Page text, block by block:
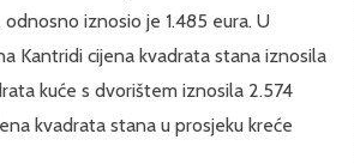
iznosio je 1.485 eura. U
Kantridi cijena kvadrata stana iznosila
kuće s dvorištem iznosila 2.574
kvadrata stana u prosjeku kreće